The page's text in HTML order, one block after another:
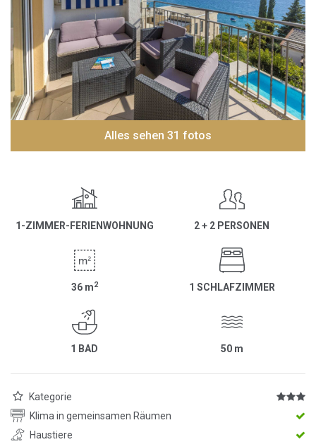
Alles sehen 31 fotos
1-ZIMMER-FERIENWOHNUNG 2 + 2 PERSONEN
36 m2 1 SCHLAFZIMMER
1 BAD 50 m
Kategorie
Klima in gemeinsamen Räumen
Haustiere